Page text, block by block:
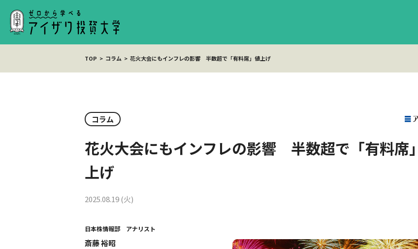
TOP コラム 花火大会にもインフレの影響 半数超で「有料席」値上げ
コラム
花火大会にもインフレの影響 半数超で「有料席
上げ
2025.08.19 (火)
日本株情報部 アナリスト
斎藤 裕昭